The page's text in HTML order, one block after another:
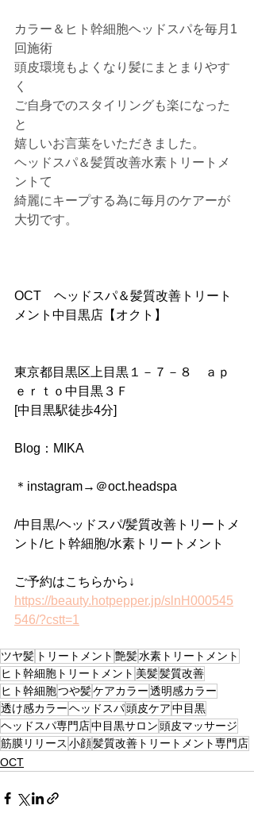
カラー＆ヒト幹細胞ヘッドスパを毎月1
回施術
頭皮環境もよくなり髪にまとまりやす
く
ご自身でのスタイリングも楽になった
と
嬉しいお言葉をいただきました。
ヘッドスパ＆髪質改善水素トリートメ
ントて
綺麗にキープする為に毎月のケアーが
大切です。
OCT　ヘッドスパ＆髪質改善トリート
メント中目黒店【オクト】
東京都目黒区上目黒１－７－８　ａｐ
ｅｒｔｏ中目黒３Ｆ
[中目黒駅徒歩4分]
Blog：MIKA
＊instagram→＠oct.headspa
/中目黒/ヘッドスパ/髪質改善トリートメ
ント/ヒト幹細胞/水素トリートメント
ご予約はこちらから↓
https://beauty.hotpepper.jp/slnH000545
546/?cstt=1
ツヤ髪 トリートメント 艶髪水素トリートメント
ヒト幹細胞トリートメント 美髪髪質改善
ヒト幹細胞つや髪ケアカラー透明感カラー
透け感カラーヘッドスパ頭皮ケア中目黒
ヘッドスパ専門店中目黒サロン頭皮マッサージ
筋膜リリース 小顔髪質改善トリートメント専門店
OCT